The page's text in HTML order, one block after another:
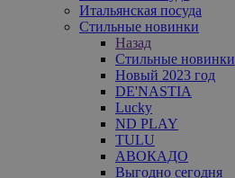
Итальянская посуда
Стильные новинки
Назад
Стильные новинки
Новый 2023 год
DE'NASTIA
Lucky
ND PLAY
TULU
АВОКАДО
Выгодно сегодня